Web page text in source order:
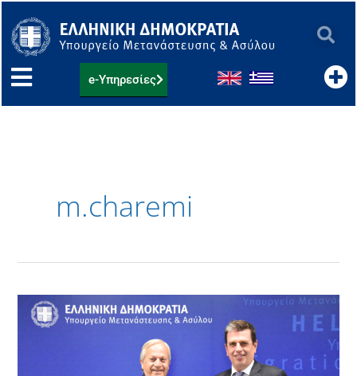
στο
περιεχόμενο
e-Υπηρεσίες
m.charemi
Συνάντηση
του